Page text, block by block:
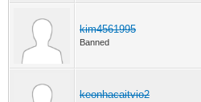
kim4561995
Banned
keonhacaitvio2